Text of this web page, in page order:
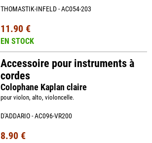
THOMASTIK-INFELD - AC054-203
11.90 €
EN STOCK
Accessoire pour instruments à
cordes
Colophane Kaplan claire
pour violon, alto, violoncelle.
D'ADDARIO - AC096-VR200
8.90 €